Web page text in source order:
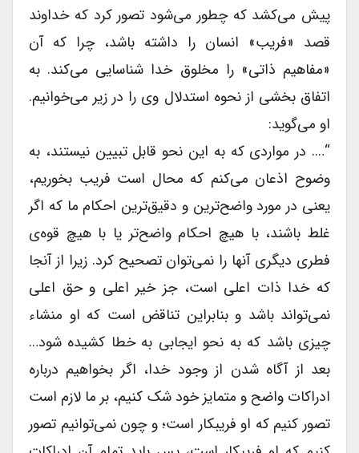
پیش می‌کشد که چطور می‌شود تصور کرد که خداوند
قصد «فریب» انسان را داشته باشد، چرا که آن
«مفاهیم ذاتی» را مخلوق خدا شناسایی می‌کند. به
اتفاق بخشی از نحوه استدلال وی را در زیر می‌خوانیم.
او می‌گوید:
“…. در مواردی که به این نحو قابل تبیین نیستند، به
وضوح اذعان می‌کنم که محال است فریب بخوریم،
یعنی در مورد واضح‌ترین و دقیق‌ترین احکام ما که اگر
غلط باشند، با هیچ احکام واضح‌تر یا با هیچ قوه‌ی
فطری دیگری آنها را نمی‌توان تصحیح کرد. زیرا از آنجا
که خدا ذات اعلی است، جز خیر اعلی و حق اعلی
نمی‌تواند باشد و بنابراین تناقض است که او منشاء
چیزی باشد که به نحو ایجابی به خطا کشیده شود…
بعد از آگاه شدن از وجود خدا، اگر بخواهیم درباره
ادراکات واضح و متمایز خود شک کنیم، بر ما لازم است
تصور کنیم که او فریبکار است؛ و چون نمی‌توانیم تصور